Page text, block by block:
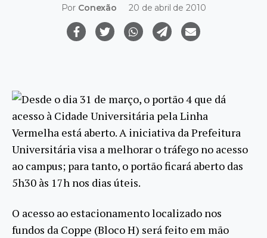
Por Conexão 20 de abril de 2010
Desde o dia 31 de março, o portão 4 que dá
acesso à Cidade Universitária pela Linha
Vermelha está aberto. A iniciativa da Prefeitura
Universitária visa a melhorar o tráfego no acesso
ao campus; para tanto, o portão ficará aberto das
5h30 às 17h nos dias úteis.
O acesso ao estacionamento localizado nos
fundos da Coppe (Bloco H) será feito em mão